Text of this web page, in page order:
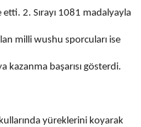
2. Sırayı 1081 madalyayla
milli wushu sporcuları ise
kazanma başarısı gösterdi.
yüreklerini koyarak